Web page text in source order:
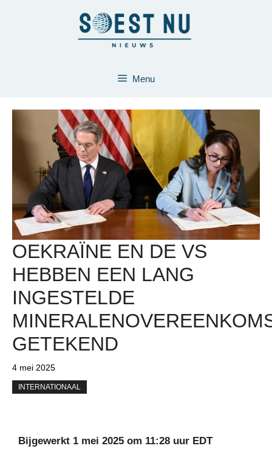
Menu
OEKRAÏNE EN DE VS
HEBBEN EEN LANG
INGESTELDE
GETEKEND
4 mei 2025
INTERNATIONAAL
Bijgewerkt 1 mei 2025 om 11:28 uur EDT